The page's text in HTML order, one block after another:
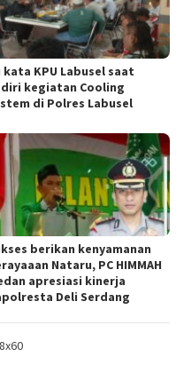
kata KPU Labusel saat
kegiatan Cooling
di Polres Labusel
berikan kenyamanan
Nataru, PC HIMMAH
apresiasi kinerja
Deli Serdang